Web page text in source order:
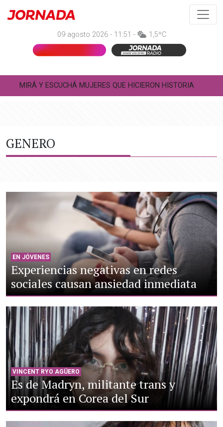
09 agosto 2026 - 11:51 - 1,5ºC
MIRÁ Y ESCUCHÁ MUJERES QUE HICIERON HISTORIA
GENERO
EN JÓVENES
Experiencias negativas en redes
sociales causan ansiedad inmediata
VINCENT RYO AGÜERO
Es de Madryn, militante trans y
expondrá en Corea del Sur